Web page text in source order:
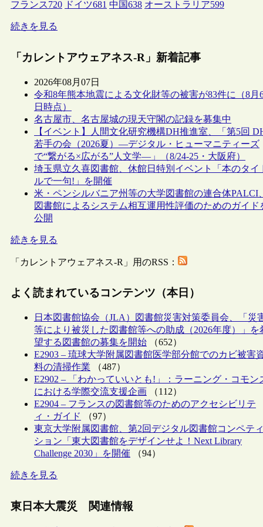
フランス720 ドイツ681 中国638 オーストラリア599
続きを見る
「カレントアウェアネス-R」新着記事
2026年08月07日
令和8年熊本地震による文化財等の被害が83件に（8月
日時点）
名古屋市、名古屋城の現天守閣の記録を募集中
【イベント】人間文化研究機構DH推進室、「第5回
若手の会（2026夏）―デジタル・ヒューマニティーズ
で“繋がる×広がる”人文学―」（8/24-25・大阪府）
埼玉県立久喜図書館、休館日特別イベント「本のタイ
ルで一句!」を開催
米・ペンシルバニア州等の大学図書館の連合体PALCI、
図書館によるシステム相互運用性評価のためのガイド
公開
続きを見る
「カレントアウェアネス-R」用のRSS：
よく読まれているコンテンツ（本日）
日本図書館協会（JLA）図書館災害対策委員会、「災
等により被災した図書館等への助成（2026年度）」を
望する図書館の募集を開始 （652）
E2903 – 琉球大学附属図書館医学部分館でのカビ被害
料の清掃作業 （487）
E2902 – 「わかっていいとも!」：ラーニング・コモン
における学際交流支援企画 （112）
E2904 – フランスの図書館等のためのアクセシビリテ
ィ・ガイド
（97）
東京大学附属図書館、第2回デジタル図書館コンペティ
ション「東大図書館をデザインせよ！Next Library
Challenge 2030」を開催 （94）
続きを見る
東日本大震災 関連情報